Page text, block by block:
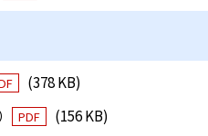
(378 KB)
PDF
(156 KB)